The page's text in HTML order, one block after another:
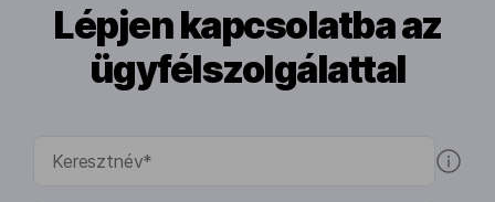
Lépjen kapcsolatba az
ügyfélszolgálattal